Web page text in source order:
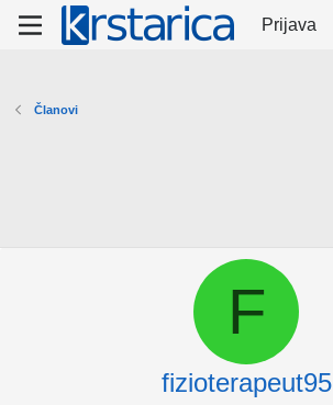
Prijava
Članovi
F
fizioterapeut95